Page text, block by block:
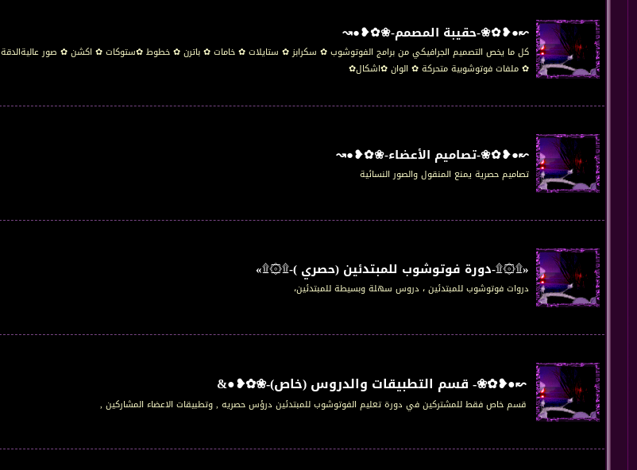
↜●❥✿❀-حقيبة المصمم-❀✿❥●↝
كل ما يخص التصميم الجرافيكي من برامج الفوتوشوب ✿ سكرابز ✿ ستايلات ✿ خامات ✿ باترن ✿ خطوط ✿ستوكات ✿ اكشن ✿ صور عاليةالدقة
✿ ملفات فوتوشوبية متحركة ✿ الوان ✿اشكال✿
↜●❥✿❀-تصاميم الأعضاء-❀✿❥●↝
تصاميم حصرية يمنع المنقول والصور النسائية
«۩۞۩-دورة فوتوشوب للمبتدئين (حصري )-۩۞۩»
دروات فوتوشوب للمبتدئين ، دروس سهلة وبسيطة للمبتدئين،
↜●❥✿❀- قسم التطبيقات والدروس (خاص)-❀✿❥●&
قسم خاص فقط للمشتركين في دورة تعليم الفوتوشوب للمبتدئين درؤس حصريه , وتطبيقات الاعضاء المشاركين ,